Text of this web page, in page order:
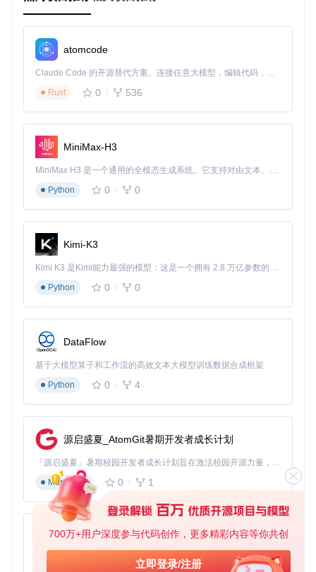
700万+用户深度参与代码创作，更多精彩内容等你共创
立即登录/注册
OCLP创新性地采用了安全修补机制，在保持系统完整性保护
（SIP）的同时，对关键系统文件进行针对性修改。这一技术
通过创建系统快照和增量补丁的方式，实现了安全、可逆的系
统修改。与传统越狱工具不同，这种方法既保证了系统的安全
设计四阶段实施框架：从评估到优化
阶段一：评估硬件兼容性
硬件要求
支持的Intel Mac设备（完整列表参见项目文档）
软件准备 ：
# 克隆项目仓库
git clone
cat
关键步骤：
确认设备型号是否在支持列表中
检查硬件健康状态，特别是电池和存储设备
确认设备已安装至少macOS 10.13 High Sierra系统
阶段二：构建定制引导系统
硬件要求：
与评估阶段相同，确保设备电量充足（至少50%）
软件准备：
# 安装必要依赖
pip3 install -r requirements.txt
atomcode
Claude Code 的开源替代方案。连接任意大模型，编辑代码，运行命令，自动验证 — 全自动执行。用 Rust 构建，极致性能。 ｜ An open-source alternative to Claude Code. Connect any LLM, edit code, run commands, and verify changes — autonomously. Built in Rust for speed. Get Started
Rust
0 536
MiniMax-H3
MiniMax H3 是一个通用的全模态生成系统。它支持对由文本、图像、视频和音频组成的多模态上下文进行统一理解，并能生成分辨率高达 2K、时长可达 15 秒的带原生立体声音频的视频。得益于面向任务泛化的系统设计，H3 在预训练阶段就已具备广泛的多模态上下文理解与生成能力，能够出色地执行复杂的多模态指令。
Python
0 0
Kimi-K3
Kimi K3 是Kimi能力最强的模型：这是一个拥有 2.8 万亿参数的混合专家（MoE）模型，具备原生视觉理解能力，并支持 100 万 token 的上下文窗口。
Python
0 0
DataFlow
基于大模型算子和工作流的高效文本大模型训练数据合成框架
Python
0 4
源启盛夏_AtomGit暑期开发者成长计划
「源启盛夏」暑期校园开发者成长计划旨在激活校园开源力量，通过积分激励、认证扶持、资源倾斜等形式，引导高校组织和开发者完成「入驻 — 建项目 — 做贡献 — 获认证 — 得资源」的完整闭环。无论你是想带领社团入驻平台的组织者，还是希望用代码贡献证明自己的开发者，都能在这里找到属于你的成长路径。
Markdown
0 1
py-xiaozhi
基于Python的Xiaozhi AI，适用于想要完整Xiaozhi体验而无需拥有专用硬件的用户。